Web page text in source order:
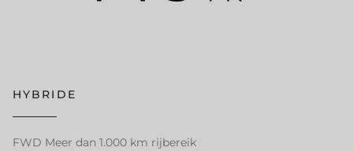
HYBRIDE
FWD Meer dan 1.000 km rijbereik